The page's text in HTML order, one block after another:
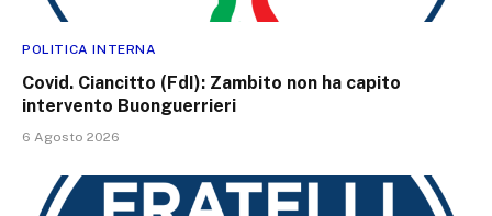
POLITICA INTERNA
Covid. Ciancitto (FdI): Zambito non ha capito
intervento Buonguerrieri
6 Agosto 2026